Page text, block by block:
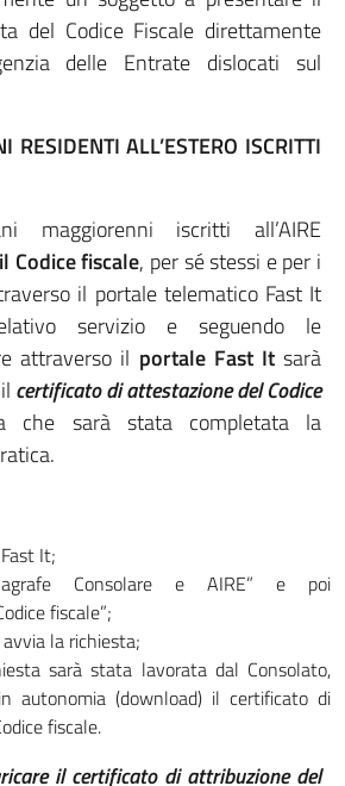
del Codice Fiscale direttamente
delle Entrate dislocati sul
RESIDENTI ALL’ESTERO ISCRITTI
maggiorenni iscritti all’AIRE
il Codice fiscale, per sé stessi e per i
il portale telematico Fast It
servizio e seguendo le
attraverso il portale Fast Itsarà
certificato di attestazione del Codice
che sarà stata completata la
It;
Consolare e AIRE” e poi
fiscale”;
la richiesta;
sarà stata lavorata dal Consolato,
autonomia (download) il certificato di
fiscale.
il certificato di attribuzione del